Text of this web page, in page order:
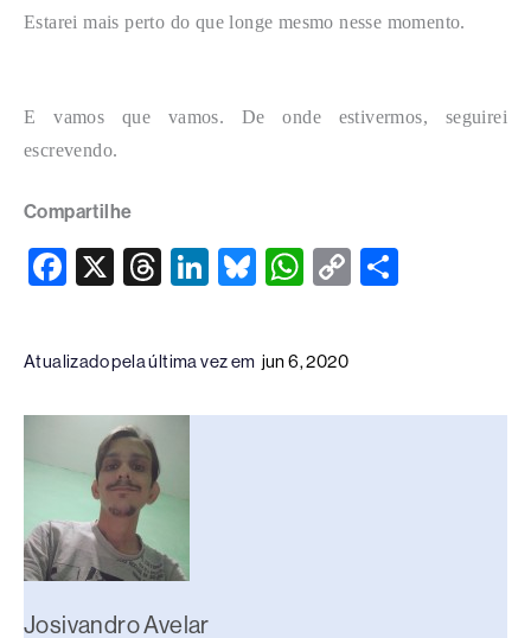
Estarei mais perto do que longe mesmo nesse momento.
E vamos que vamos. De onde estivermos, seguirei
escrevendo.
Compartilhe
F
e
b
o
k
X
T
a
d
Li
e
dI
Bl
sk
y
W
s
A
C
Li
Atualizado pela última vez em jun 6, 2020
Josivandro Avelar